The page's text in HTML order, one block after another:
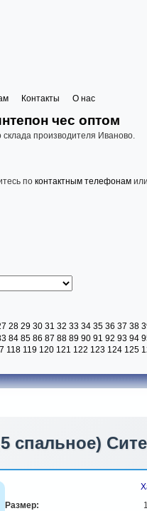
Контакты О нас
чес оптом
производителя Иваново.
по контактным телефонам или
28 29 30 31 32 33 34 35 36 37 38
84 85 86 87 88 89 90 91 92 93 94
118 119 120 121 122 123 124 125
спальное)
Размер: